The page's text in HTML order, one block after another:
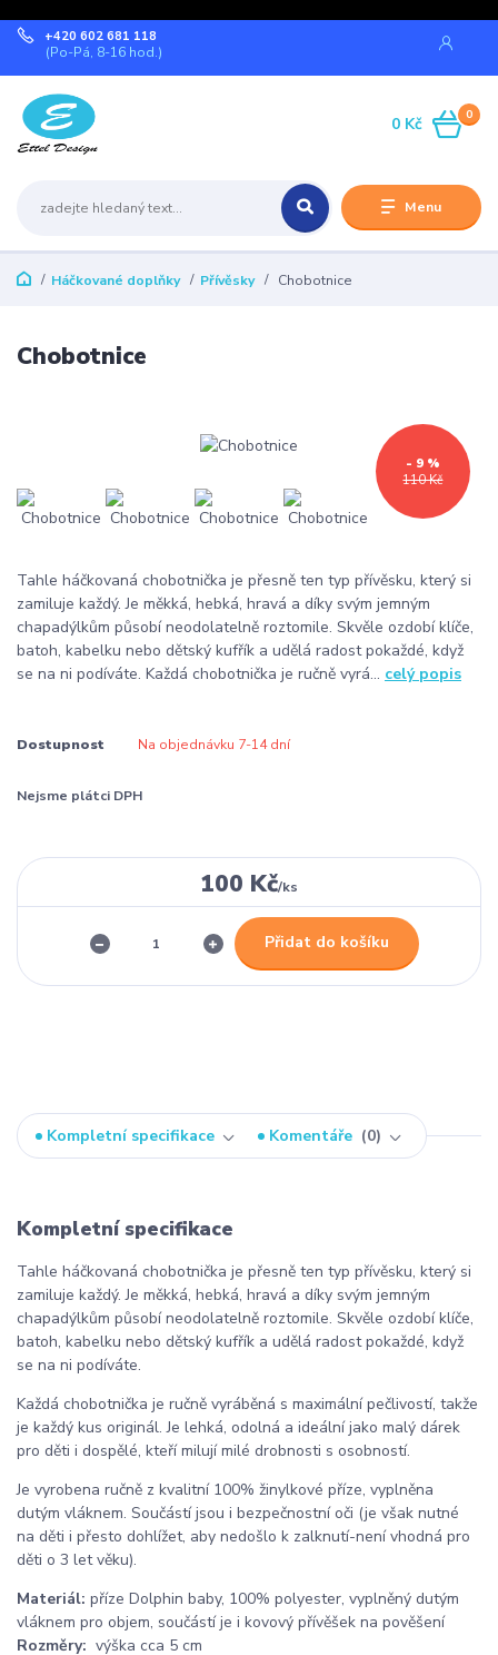
Menu
+420 602 681 118
(Po-Pá, 8-16 hod.)
0
0 Kč
Háčkované doplňky Přívěsky Chobotnice
Chobotnice
110 Kč
- 9 %
Tahle háčkovaná chobotnička je přesně ten typ přívěsku, který si
zamiluje každý. Je měkká, hebká, hravá a díky svým jemným
chapadýlkům působí neodolatelně roztomile. Skvěle ozdobí klíče,
batoh, kabelku nebo dětský kufřík a udělá radost pokaždé, když
se na ni podíváte. Každá chobotnička je ručně vyrá... celý popis
Dostupnost Na objednávku 7-14 dní
Nejsme plátci DPH
100 Kč/ks
Přidat do košíku
Kompletní specifikace Komentáře 0
Kompletní specifikace
Tahle háčkovaná chobotnička je přesně ten typ přívěsku, který si
zamiluje každý. Je měkká, hebká, hravá a díky svým jemným
chapadýlkům působí neodolatelně roztomile. Skvěle ozdobí klíče,
batoh, kabelku nebo dětský kufřík a udělá radost pokaždé, když
se na ni podíváte.
Každá chobotnička je ručně vyráběná s maximální pečlivostí, takže
je každý kus originál. Je lehká, odolná a ideální jako malý dárek
pro děti i dospělé, kteří milují milé drobnosti s osobností.
Je vyrobena ručně z kvalitní 100% žinylkové příze, vyplněna
dutým vláknem. Součástí jsou i bezpečnostní oči (je však nutné
na děti i přesto dohlížet, aby nedošlo k zalknutí-není vhodná pro
děti o 3 let věku).
Materiál: příze Dolphin baby, 100% polyester, vyplněný dutým
vláknem pro objem, součástí je i kovový přívěšek na pověšení
Rozměry: výška cca 5 cm